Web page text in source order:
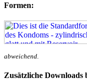
Formen:
abweichend.
Zusätzliche Downloads